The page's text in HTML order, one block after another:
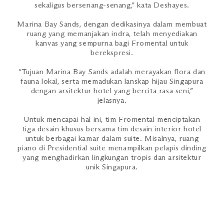
sekaligus bersenang-senang,” kata Deshayes.
Marina Bay Sands, dengan dedikasinya dalam membuat
ruang yang memanjakan indra, telah menyediakan
kanvas yang sempurna bagi Fromental untuk
berekspresi.
“Tujuan Marina Bay Sands adalah merayakan flora dan
fauna lokal, serta memadukan lanskap hijau Singapura
dengan arsitektur hotel yang bercita rasa seni,”
jelasnya.
Untuk mencapai hal ini, tim Fromental menciptakan
tiga desain khusus bersama tim desain interior hotel
untuk berbagai kamar dalam suite. Misalnya, ruang
piano di Presidential suite menampilkan pelapis dinding
yang menghadirkan lingkungan tropis dan arsitektur
unik Singapura.